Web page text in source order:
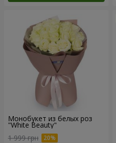
Монобукет из белых роз
"White Beauty"
1 999 грн